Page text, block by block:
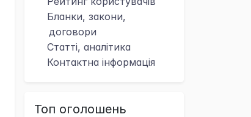
Бланки, закони,
договори
Статті, аналітика
Контактна інформація
Топ оголошень